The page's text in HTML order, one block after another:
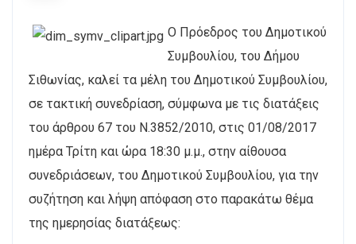
Ο Πρόεδρος του Δημοτικού
Συμβουλίου, του Δήμου
Σιθωνίας, καλεί τα μέλη του Δημοτικού Συμβουλίου,
σε τακτική συνεδρίαση, σύμφωνα με τις διατάξεις
του άρθρου 67 του Ν.3852/2010, στις 01/08/2017
ημέρα Τρίτη και ώρα 18:30 μ.μ., στην αίθουσα
συνεδριάσεων, του Δημοτικού Συμβουλίου, για την
συζήτηση και λήψη απόφαση στο παρακάτω θέμα
της ημερησίας διατάξεως: